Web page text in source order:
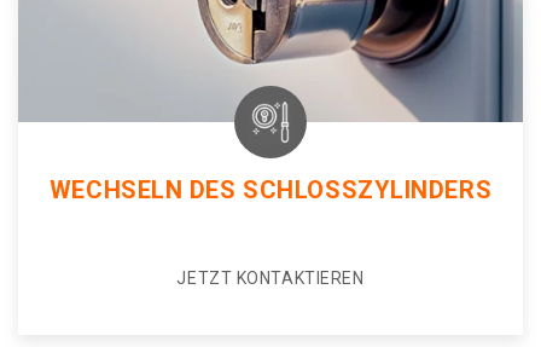
WECHSELN DES SCHLOSSZYLINDERS
JETZT KONTAKTIEREN